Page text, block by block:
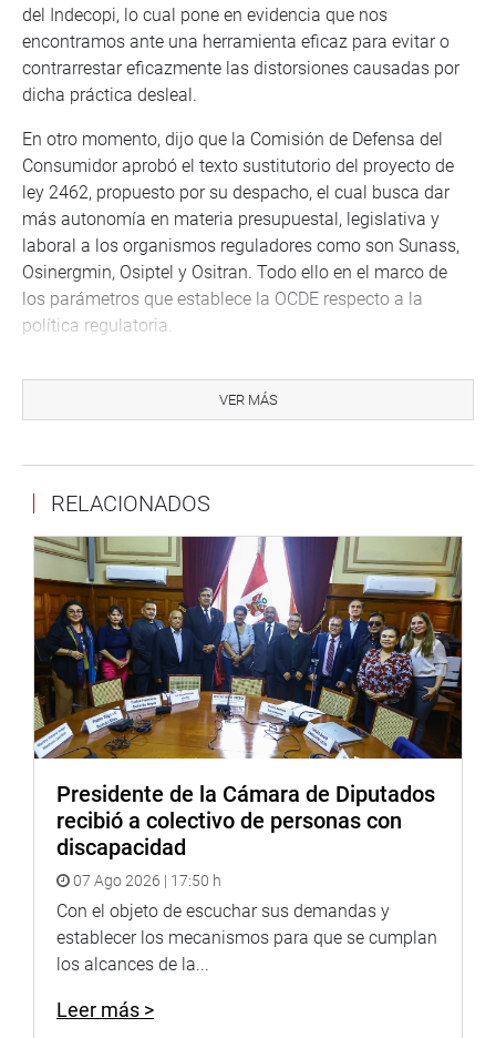
del Indecopi, lo cual pone en evidencia que nos
encontramos ante una herramienta eficaz para evitar o
contrarrestar eficazmente las distorsiones causadas por
dicha práctica desleal.
En otro momento, dijo que la Comisión de Defensa del
Consumidor aprobó el texto sustitutorio del proyecto de
ley 2462, propuesto por su despacho, el cual busca dar
más autonomía en materia presupuestal, legislativa y
laboral a los organismos reguladores como son Sunass,
Osinergmin, Osiptel y Ositran. Todo ello en el marco de
los parámetros que establece la OCDE respecto a la
política regulatoria.
fiscalizadora de estos organismos está bajo un enfoque
de cumplimiento normativo, de prevención y de gestión
reguladores priorizan que se cumpla las obligaciones a
por objeto modificar la conducta infractora, sin perjuicio
de la facultad de imponer sanciones en caso de que se
determine la existencia de responsabilidad
administrativa.
OTROS PROYECTOS
De otro lado, el parlamentario Castro Grández, anunció
que la comisión aprobó otros 19 proyectos de ley en la
medicamentos esenciales en denominación genérica de
calidad para los consumidores; ley de fortalecimiento de
la defensa del consumidor a través de las
municipalidades; ley que modifica los alcances del Libro
de Reclamaciones reduciendo el plazo de respuesta de
los proveedores a 15 días, modificando los artículos 24 y
152 de la Ley 29571, Código de Protección y Defensa del
VER MÁS
RELACIONADOS
Presidente de la Cámara de Diputados
recibió a colectivo de personas con
discapacidad
07 Ago 2026 | 17:50 h
Con el objeto de escuchar sus demandas y
establecer los mecanismos para que se cumplan
los alcances de la...
Leer más >